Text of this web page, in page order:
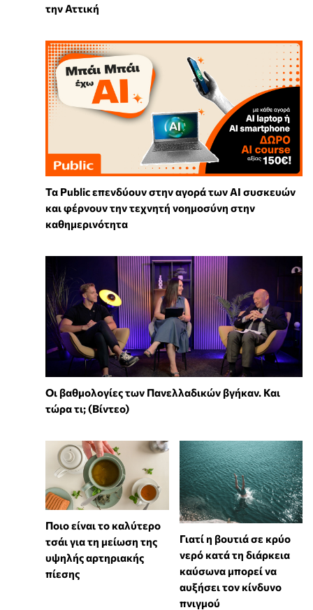
την Αττική
Τα Public επενδύουν στην αγορά των AI συσκευών
και φέρνουν την τεχνητή νοημοσύνη στην
καθημερινότητα
Οι βαθμολογίες των Πανελλαδικών βγήκαν. Και
τώρα τι; (Βίντεο)
Ποιο είναι το καλύτερο
τσάι για τη μείωση της
υψηλής αρτηριακής
πίεσης
Γιατί η βουτιά σε κρύο
νερό κατά τη διάρκεια
καύσωνα μπορεί να
αυξήσει τον κίνδυνο
πνιγμού